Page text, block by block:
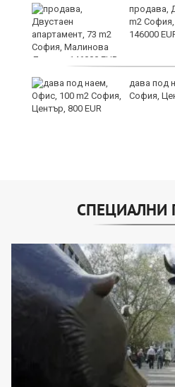
продава,
m2
146000
дава под
София,
СПЕЦИАЛНИ